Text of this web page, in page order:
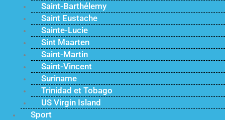
Saint-Barthélemy
Saint Eustache
Sainte-Lucie
Sint Maarten
Saint-Martin
Saint-Vincent
Suriname
Trinidad et Tobago
US Virgin Island
Sport